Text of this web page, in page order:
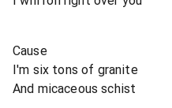
Cause
I'm six tons of granite
And micaceous schist